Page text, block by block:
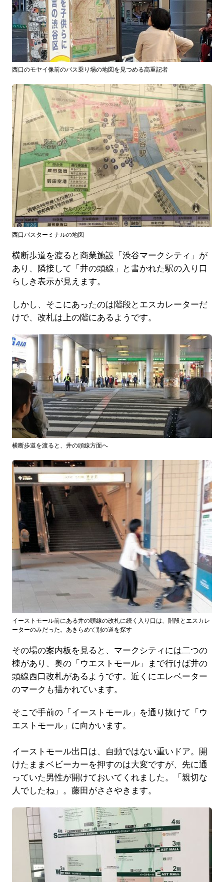
西口のモヤイ像前のバス乗り場の地図を見つめる高重記者
西口バスターミナルの地図
横断歩道を渡ると商業施設「渋谷マークシティ」が
あり、隣接して「井の頭線」と書かれた駅の入り口
らしき表示が見えます。
しかし、そこにあったのは階段とエスカレーターだ
けで、改札は上の階にあるようです。
横断歩道を渡ると、井の頭線方面へ
イーストモール前にある井の頭線の改札に続く入り口は、階段とエスカレ
ーターのみだった。あきらめて別の道を探す
その場の案内板を見ると、マークシティには二つの
棟があり、奥の「ウエストモール」まで行けば井の
頭線西口改札があるようです。近くにエレベーター
のマークも描かれています。
そこで手前の「イーストモール」を通り抜けて「ウ
エストモール」に向かいます。
イーストモール出口は、自動ではない重いドア。開
けたままベビーカーを押すのは大変ですが、先に通
っていた男性が開けておいてくれました。「親切な
人でしたね」。藤田がささやきます。